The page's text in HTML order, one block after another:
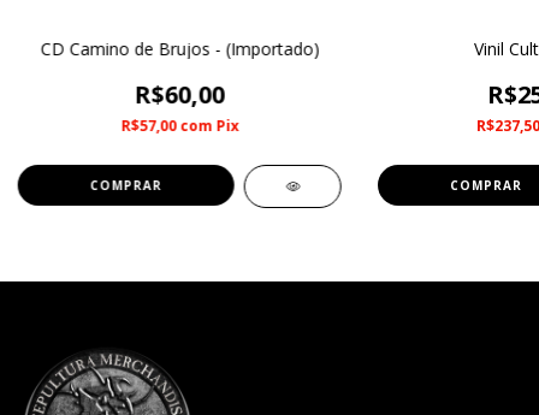
CD Camino de Brujos - (Importado)
R$60,00
R$57,00com Pix
Vinil